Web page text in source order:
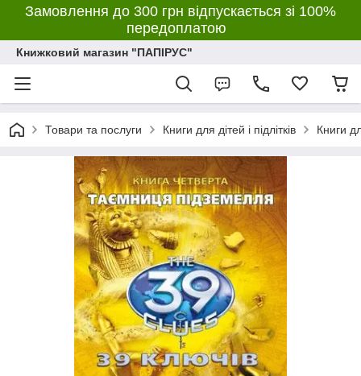
Замовлення до 300 грн відпускається зі 100%
передоплатою
Книжковий магазин "ПАПІРУС"
Товари та послуги Книги для дітей і підлітків Книги